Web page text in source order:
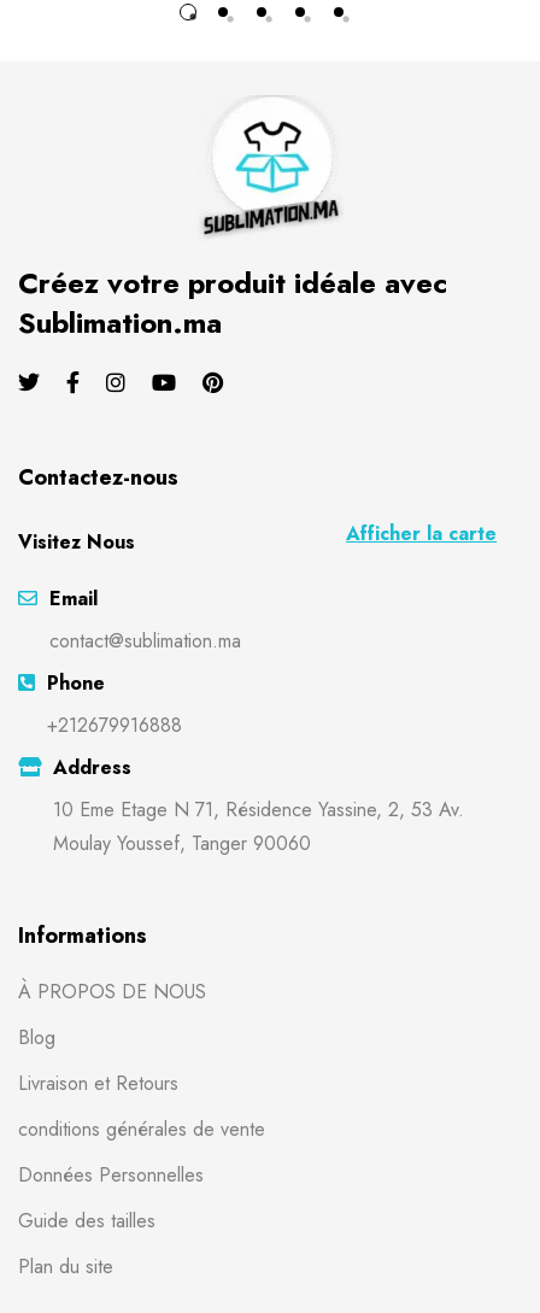
Créez votre produit idéale avec
Sublimation.ma
Contactez-nous
Visitez Nous Afficher la carte
Email
contact@sublimation.ma
Phone
+212679916888
Address
10 Eme Etage N 71, Résidence Yassine, 2, 53 Av.
Moulay Youssef, Tanger 90060
Informations
À PROPOS DE NOUS
Blog
Livraison et Retours
conditions générales de vente
Données Personnelles
Guide des tailles
Plan du site